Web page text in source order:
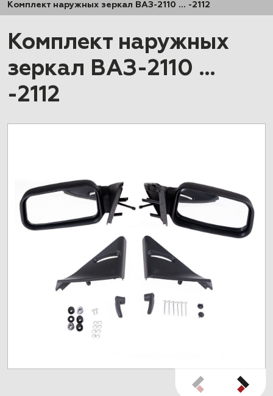
Комплект наружных зеркал ВАЗ-2110 … -2112
Комплект наружных
зеркал ВАЗ-2110 …
-2112